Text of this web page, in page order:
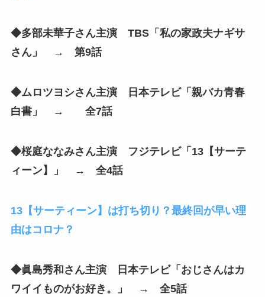
◆多部未華子さん主演 TBS「私の家政夫ナギサ
さん」 → 第9話
◆ムロツヨシさん主演 日本テレビ「親バカ青春
白書」 → 全7話
◆桜庭ななみさん主演 フジテレビ「13【サーテ
ィーン】」 → 全4話
13【サーティーン】は打ち切り？最終回が早い理
由はコロナ？
◆眞島秀和さん主演 日本テレビ「おじさんはカ
ワイイものがお好き。」 → 全5話